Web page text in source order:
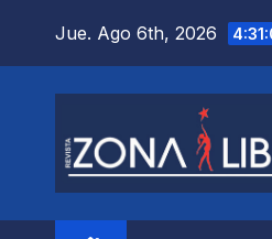
Jue. Ago 6th, 2026